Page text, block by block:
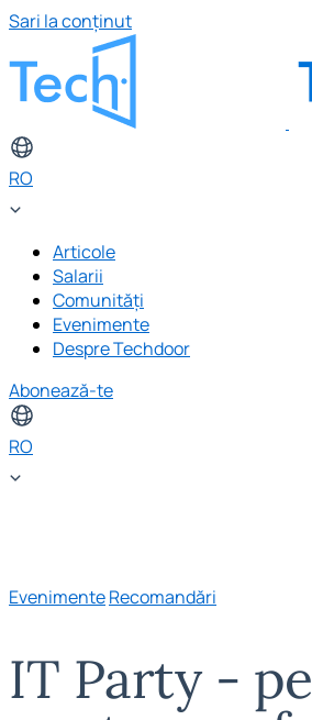
Sari la conținut
RO
Articole
Salarii
Comunități
Evenimente
Despre Techdoor
Abonează-te
RO
EvenimenteRecomandări
IT Party -